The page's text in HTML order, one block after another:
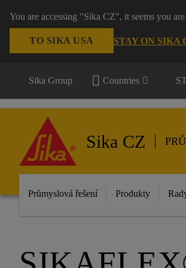
You are accessing "Sika CZ", it seems you
TO SIKA USA STAY ON SIKA
Sika Group Countries
Sika CZ
Průmyslová řešení Produkty